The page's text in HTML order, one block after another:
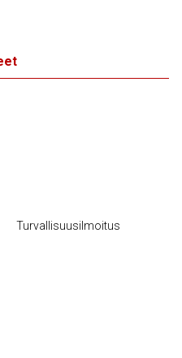
Turvallisuusilmoitus